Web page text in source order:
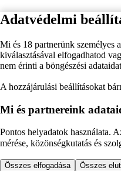
Adatvédelmi
Mi és 18 partnerünk személyes
kiválasztásával elfogadhatod
nem érinti a böngészési
A hozzájárulási beállításokat
Mi és partnereink
Pontos helyadatok használata.
mérése, közönségkutatás és
Összes elfogadása Összes